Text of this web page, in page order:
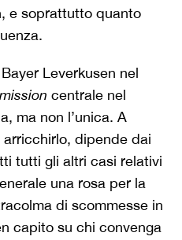
e soprattutto quanto
Leverkusen nel
mission centrale nel
ma non l’unica. A
dipende dai
tutti gli altri casi relativi
una rosa per la
di scommesse in
capito su chi convenga